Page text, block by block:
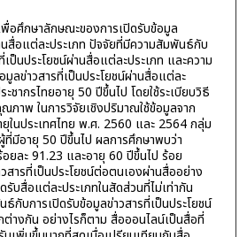
อศึกษาลักษณะของการเปิดรับข้อมูล
นสื่อแต่ละประเภท ปัจจัยที่มีความสัมพันธ์กับ
ป็นประโยชน์ผ่านสื่อแต่ละประเภท และความ
ลข่าวสารที่เป็นประโยชน์ผ่านสื่อแต่ละ
ชากรไทยอายุ 50 ปีขึ้นไป โดยใช้ระเบียบวิธี
ภาพ ในการวิจัยเชิงปริมาณใช้ข้อมูลจาก
ยุในประเทศไทย พ.ศ. 2560 และ 2564 กลุ่ม
ที่มีอายุ 50 ปีขึ้นไป ผลการศึกษาพบว่า
ยละ 91.23 และอายุ 60 ปีขึ้นไป ร้อย
สารที่เป็นประโยชน์ต่อตนเองผ่านสื่ออย่าง
รับสื่อแต่ละประเภทในสัดส่วนที่ไม่เท่ากัน
กับการเปิดรับข้อมูลข่าวสารที่เป็นประโยชน์
างกัน อย่างไรก็ตาม สื่อออนไลน์เป็นสื่อที่